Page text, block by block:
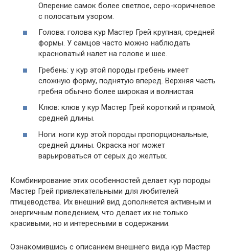
Оперение самок более светлое, серо-коричневое
с полосатым узором.
Голова: голова кур Мастер Грей крупная, средней
формы. У самцов часто можно наблюдать
красноватый налет на голове и шее.
Гребень: у кур этой породы гребень имеет
сложную форму, поднятую вперед. Верхняя часть
гребня обычно более широкая и волнистая.
Клюв: клюв у кур Мастер Грей короткий и прямой,
средней длины.
Ноги: ноги кур этой породы пропорциональные,
средней длины. Окраска ног может
варьироваться от серых до желтых.
Комбинирование этих особенностей делает кур породы
Мастер Грей привлекательными для любителей
птицеводства. Их внешний вид дополняется активным и
энергичным поведением, что делает их не только
красивыми, но и интересными в содержании.
Ознакомившись с описанием внешнего вида кур Мастер